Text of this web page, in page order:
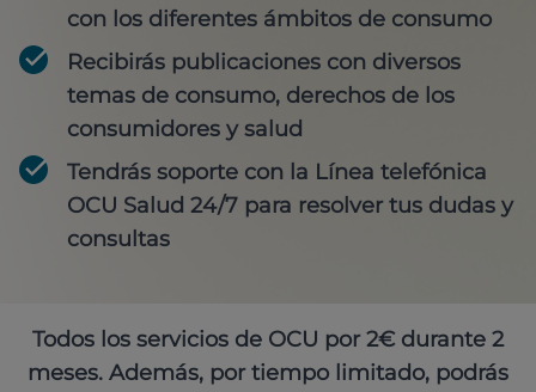
con los diferentes ámbitos de consumo
Recibirás publicaciones con diversos
temas de consumo, derechos de los
consumidores y salud
Tendrás soporte con la Línea telefónica
OCU Salud 24/7 para resolver tus dudas y
consultas
Todos los servicios de OCU por 2€ durante 2
meses. Además, por tiempo limitado, podrás